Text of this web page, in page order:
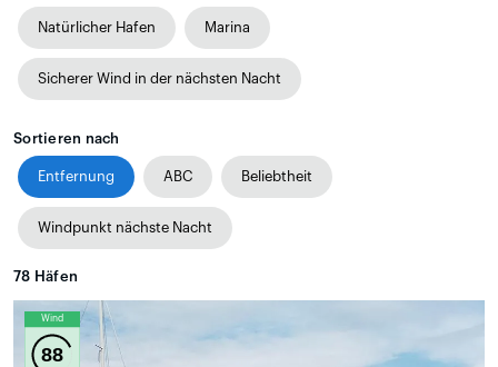
Natürlicher Hafen Marina
Sicherer Wind in der nächsten Nacht
Sortieren nach
Entfernung ABC Beliebtheit
Windpunkt nächste Nacht
78 Häfen
Wind
88